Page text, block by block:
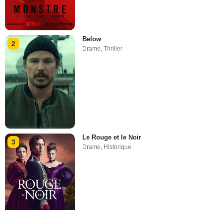
2
Below
Drame,Thriller
3
Le Rouge et le Noir
Drame, Historique